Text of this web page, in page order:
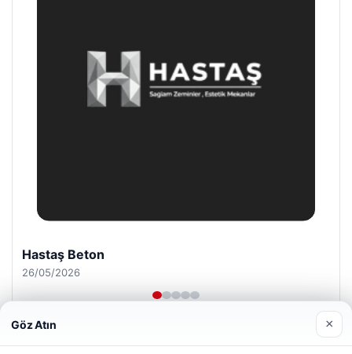
Enes Kaplan Avukatlık Bürosu
28/04/2026
Göz Atın ×